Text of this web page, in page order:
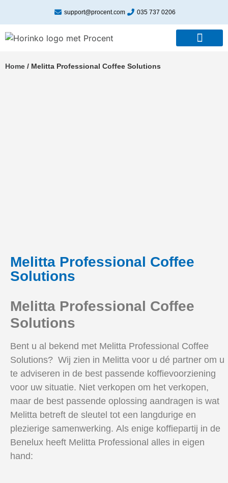
support@procent.com 035 737 0206
Home / Melitta Professional Coffee Solutions
Melitta Professional Coffee
Solutions
Melitta Professional Coffee
Solutions
Bent u al bekend met Melitta Professional Coffee
Solutions? Wij zien in Melitta voor u dé partner om u
te adviseren in de best passende koffievoorziening
voor uw situatie. Niet verkopen om het verkopen,
maar de best passende oplossing aandragen is wat
Melitta betreft de sleutel tot een langdurige en
plezierige samenwerking. Als enige koffiepartij in de
Benelux heeft Melitta Professional alles in eigen
hand: